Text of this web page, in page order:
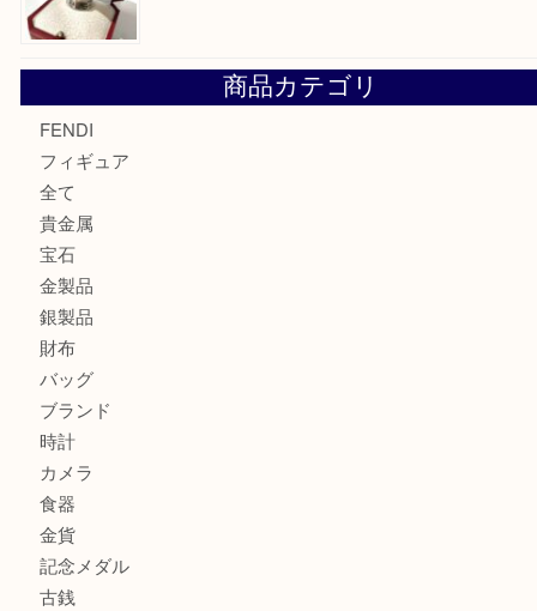
モンブランの時計をお買取させていただきました！U
FENDI
フィギュア
全て